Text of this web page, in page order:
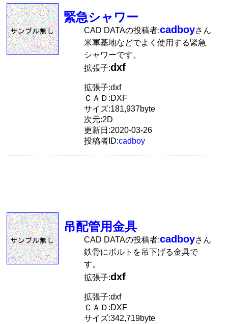
緊急シャワー
CAD DATAの投稿者:cadboyさん
米軍基地などでよく使用する緊急
シャワーです。
拡張子:dxf
拡張子:dxf
ＣＡＤ:DXF
サイズ:181,937byte
次元:2D
更新日:2020-03-26
投稿者ID:cadboy
吊配管用金具
CAD DATAの投稿者:cadboyさん
鉄骨にボルトを吊下げる金具で
す。
拡張子:dxf
拡張子:dxf
ＣＡＤ:DXF
サイズ:342,719byte